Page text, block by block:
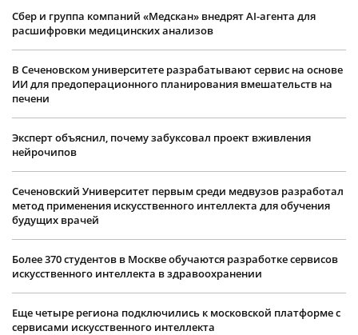
Сбер и группа компаний «Медскан» внедрят AI-агента для
расшифровки медицинских анализов
В Сеченовском университете разрабатывают сервис на основе
ИИ для предоперационного планирования вмешательств на
печени
Эксперт объяснил, почему забуксовал проект вживления
нейрочипов
Сеченовский Университет первым среди медвузов разработал
метод применения искусственного интеллекта для обучения
будущих врачей
Более 370 студентов в Москве обучаются разработке сервисов
искусственного интеллекта в здравоохранении
Еще четыре региона подключились к московской платформе с
сервисами искусственного интеллекта